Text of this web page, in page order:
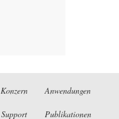
Konzern Anwendungen
Support Publikationen